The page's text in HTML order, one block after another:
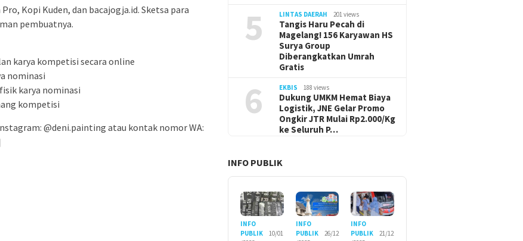
Kopi Kuden, dan bacajogja.id. Sketsa para
pembuatnya.
karya kompetisi secara online
nominasi
karya nominasi
kompetisi
@deni.painting atau kontak nomor WA:
5 LINTAS DAERAH 201 views
Tangis Haru Pecah di
Magelang! 156 Karyawan HS
Surya Group
Diberangkatkan Umrah
Gratis
6 EKBIS 188 views
Dukung UMKM Hemat Biaya
Logistik, JNE Gelar Promo
Ongkir JTR Mulai Rp2.000/Kg
ke Seluruh P…
INFO PUBLIK
INFO
PUBLIK
10/01
INFO
PUBLIK
26/12
INFO
PUBLIK
21/12